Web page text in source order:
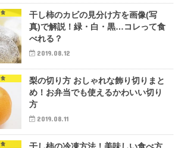
食
干し柿のカビの見分け方を画像(写
真)で解説！緑・白・黒…コレって食
べれる？
2019.08.12
食
梨の切り方 おしゃれな飾り切りまと
め！お弁当でも使えるかわいい切り
方
2019.08.11
食